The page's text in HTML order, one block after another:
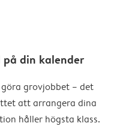
din kalender
grovjobbet – det
att arrangera dina
håller högsta klass.